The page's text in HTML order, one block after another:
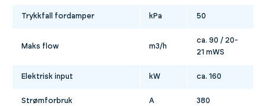
Trykkfall fordamper kPa 50
Maks flow m3/h
ca. 90 / 20-
21 mWS
Elektrisk input kW ca. 160
Strømforbruk A 380